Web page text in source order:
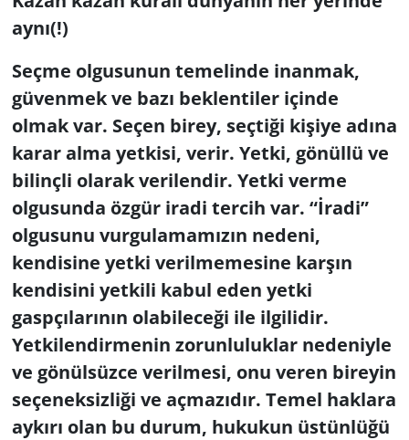
aynı(!)
Seçme olgusunun temelinde inanmak,
güvenmek ve bazı beklentiler içinde
olmak var. Seçen birey, seçtiği kişiye adına
karar alma yetkisi, verir. Yetki, gönüllü ve
bilinçli olarak verilendir. Yetki verme
olgusunda özgür iradi tercih var. “İradi”
olgusunu vurgulamamızın nedeni,
kendisine yetki verilmemesine karşın
kendisini yetkili kabul eden yetki
gaspçılarının olabileceği ile ilgilidir.
Yetkilendirmenin zorunluluklar nedeniyle
ve gönülsüzce verilmesi, onu veren bireyin
seçeneksizliği ve açmazıdır. Temel haklara
aykırı olan bu durum, hukukun üstünlüğü